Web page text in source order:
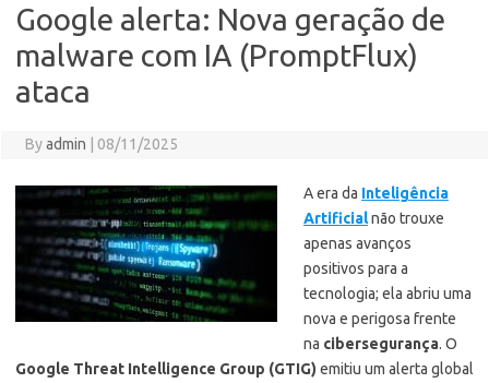
Google alerta: Nova geração de
malware com IA (PromptFlux)
ataca
Byadmin 08/11/2025
A era da Inteligência
Artificialnão trouxe
apenas avanços
positivos para a
tecnologia; ela abriu uma
nova e perigosa frente
na cibersegurança. O
Google Threat Intelligence Group (GTIG) emitiu um alerta global